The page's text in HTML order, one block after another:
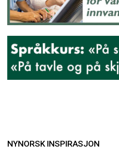
NYNORSK INSPIRASJON